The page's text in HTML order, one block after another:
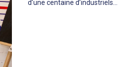
d’une centaine d’industriels…